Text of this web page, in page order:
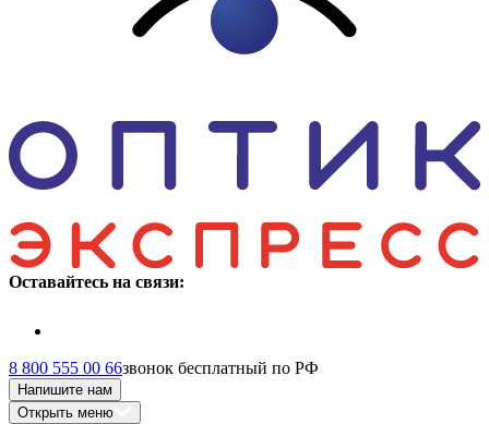
Оставайтесь на связи:
8 800 555 00 66звонок бесплатный по РФ
Напишите нам
Открыть меню